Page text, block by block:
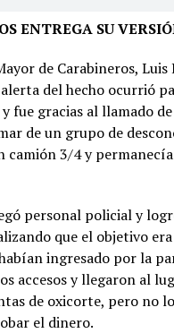
ENTREGA SU
de Carabineros, Luis
del hecho ocurrió
y fue gracias al llamado
de un grupo de
camión 3/4 y
personal policial y
que el objetivo
ingresado por la
accesos y llegaron al
de oxicorte, pero no
el dinero.